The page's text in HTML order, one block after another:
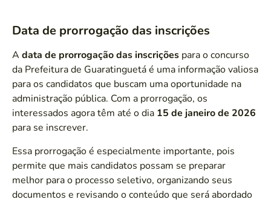
Data de prorrogação das inscrições
A data de prorrogação das inscrições para o concurso
da Prefeitura de Guaratinguetá é uma informação valiosa
para os candidatos que buscam uma oportunidade na
administração pública. Com a prorrogação, os
interessados agora têm até o dia 15 de janeiro de 2026
para se inscrever.
Essa prorrogação é especialmente importante, pois
permite que mais candidatos possam se preparar
melhor para o processo seletivo, organizando seus
documentos e revisando o conteúdo que será abordado